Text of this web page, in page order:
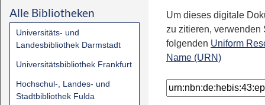
Alle Bibliotheken
Universitäts- und
Landesbibliothek Darmstadt
Universitätsbibliothek Frankfurt
Hochschul-, Landes- und
Stadtbibliothek Fulda
Um dieses digitale
zu zitieren, verwenden
folgenden Uniform
Name (URN)